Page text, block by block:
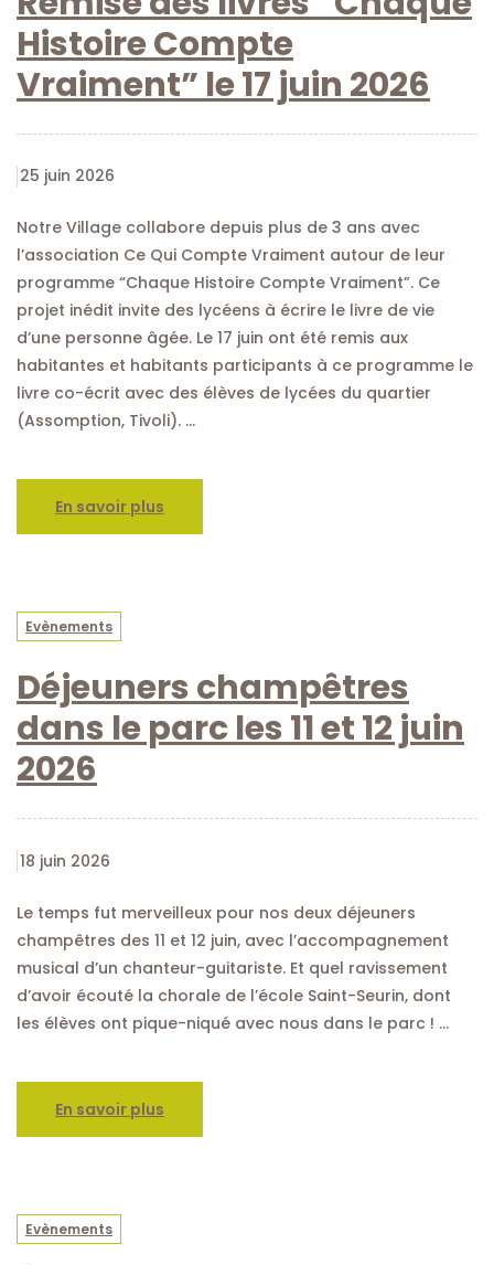
Histoire Compte
Vraiment” le 17 juin 2026
25 juin 2026
Notre Village collabore depuis plus de 3 ans avec
l’association Ce Qui Compte Vraiment autour de leur
programme “Chaque Histoire Compte Vraiment”. Ce
projet inédit invite des lycéens à écrire le livre de vie
d’une personne âgée. Le 17 juin ont été remis aux
habitantes et habitants participants à ce programme le
livre co-écrit avec des élèves de lycées du quartier
(Assomption, Tivoli). …
En savoir plus
Evènements
Déjeuners champêtres
dans le parc les 11 et 12 juin
2026
18 juin 2026
Le temps fut merveilleux pour nos deux déjeuners
champêtres des 11 et 12 juin, avec l’accompagnement
musical d’un chanteur-guitariste. Et quel ravissement
d’avoir écouté la chorale de l’école Saint-Seurin, dont
les élèves ont pique-niqué avec nous dans le parc ! …
En savoir plus
Evènements